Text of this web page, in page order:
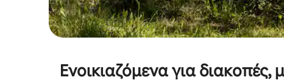
Ενοικιαζόμενα για